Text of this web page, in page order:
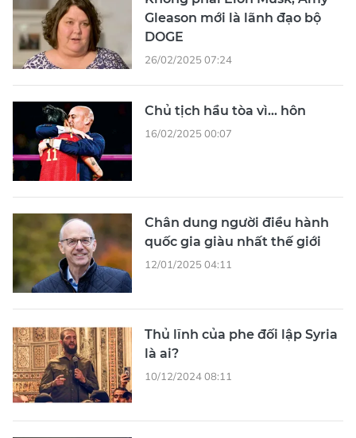
Gleason mới là lãnh đạo bộ
DOGE
26/02/2025 07:24
Chủ tịch hầu tòa vì... hôn
16/02/2025 00:07
Chân dung người điều hành
quốc gia giàu nhất thế giới
12/01/2025 04:11
Thủ lĩnh của phe đối lập Syria
là ai?
10/12/2024 08:11